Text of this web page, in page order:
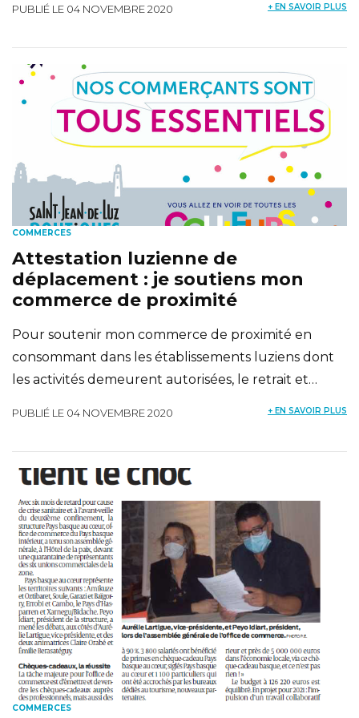
PUBLIÉ LE 04 NOVEMBRE 2020 + EN SAVOIR PLUS
COMMERCES
Attestation luzienne de
déplacement : je soutiens mon
commerce de proximité
Pour soutenir mon commerce de proximité en
consommant dans les établissements luziens dont
les activités demeurent autorisées, le retrait et…
PUBLIÉ LE 04 NOVEMBRE 2020 + EN SAVOIR PLUS
COMMERCES